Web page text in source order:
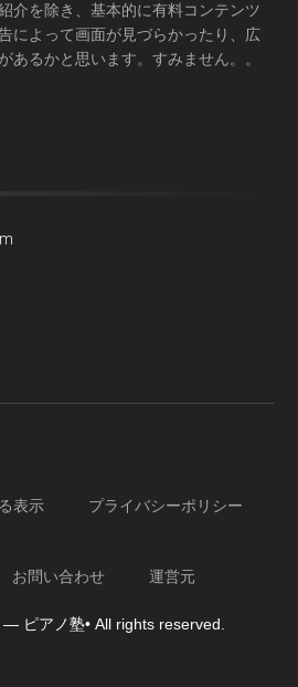
介を除き、基本的に有料コンテンツ
によって画面が見づらかったり、広
あるかと思います。すみません。。
表示 プライバシーポリシー
お問い合わせ 運営元
ピアノ塾• All rights reserved.